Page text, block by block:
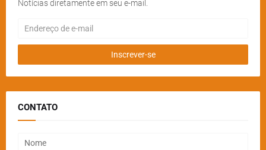
Notícias diretamente em seu e-mail.
CONTATO